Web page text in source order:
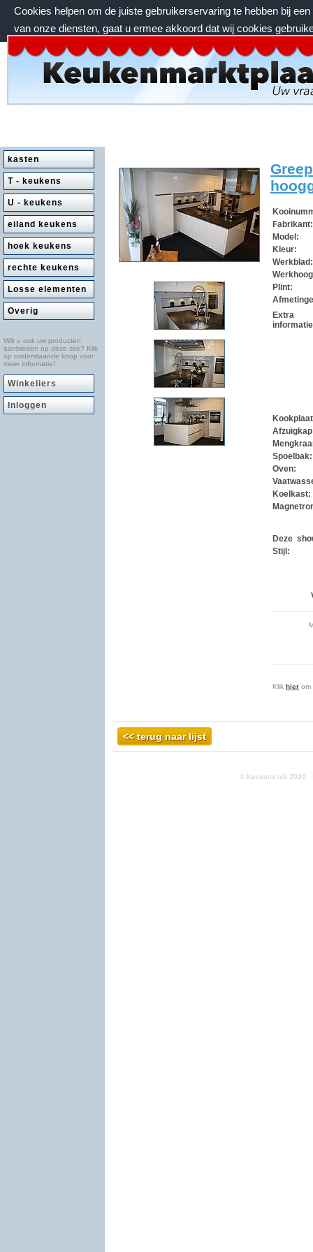
Cookies helpen om de juiste gebruikerservaring te hebben bij
van onze diensten, gaat u ermee akkoord dat wij cookies
donderdag 6 augustus 2026, 10:22 uur
kasten
T - keukens
U - keukens
eiland keukens
hoek keukens
rechte keukens
Losse elementen
Overig
Wilt u ook uw producten
aanbieden op deze site? Klik
op onderstaande knop voor
meer informatie!
Winkeliers
Inloggen
Model:
Kleur:
Plint:
Extra
Oven:
Koelkast:
Deze
Stijl:
Klik hier om
© Keukens.nl3